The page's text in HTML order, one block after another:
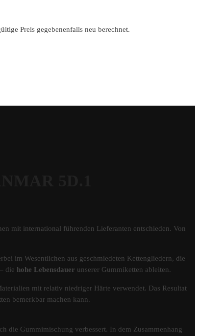
Preis gegebenenfalls neu berechnet.
mit international führenden Lieferanten entschieden. Von
im Wesentlichen aus geschmiedeten Kettengliedern, die
die hohe Lebensdauer unserer Gummiketten ableiten.
mit relativ niedriger Härte verwendet. Das Resultat
bemerkbar machen kann.
die Gummimischung verbessert. In dem Zusammenhang